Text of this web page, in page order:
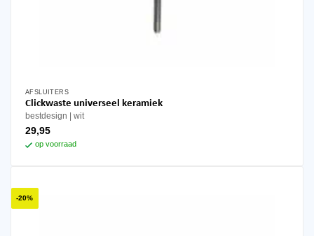
AFSLUITERS
Clickwaste universeel keramiek
bestdesign wit
29,95
op voorraad
-20%